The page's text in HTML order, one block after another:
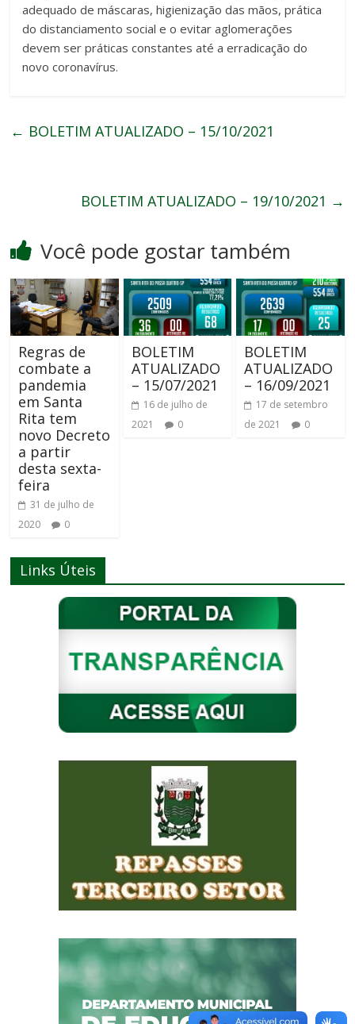
adequado de máscaras, higienização das mãos, prática
do distanciamento social e o evitar aglomerações
devem ser práticas constantes até a erradicação do
novo coronavírus.
← BOLETIM ATUALIZADO – 15/10/2021
BOLETIM ATUALIZADO – 19/10/2021 →
Você pode gostar também
Regras de
combate a
pandemia
em Santa
Rita tem
novo Decreto
a partir
desta sexta-
feira
31 de julho de
2020
0
BOLETIM
ATUALIZADO
– 15/07/2021
16 de julho de
2021
0
BOLETIM
ATUALIZADO
– 16/09/2021
17 de setembro
de 2021
0
Links Úteis